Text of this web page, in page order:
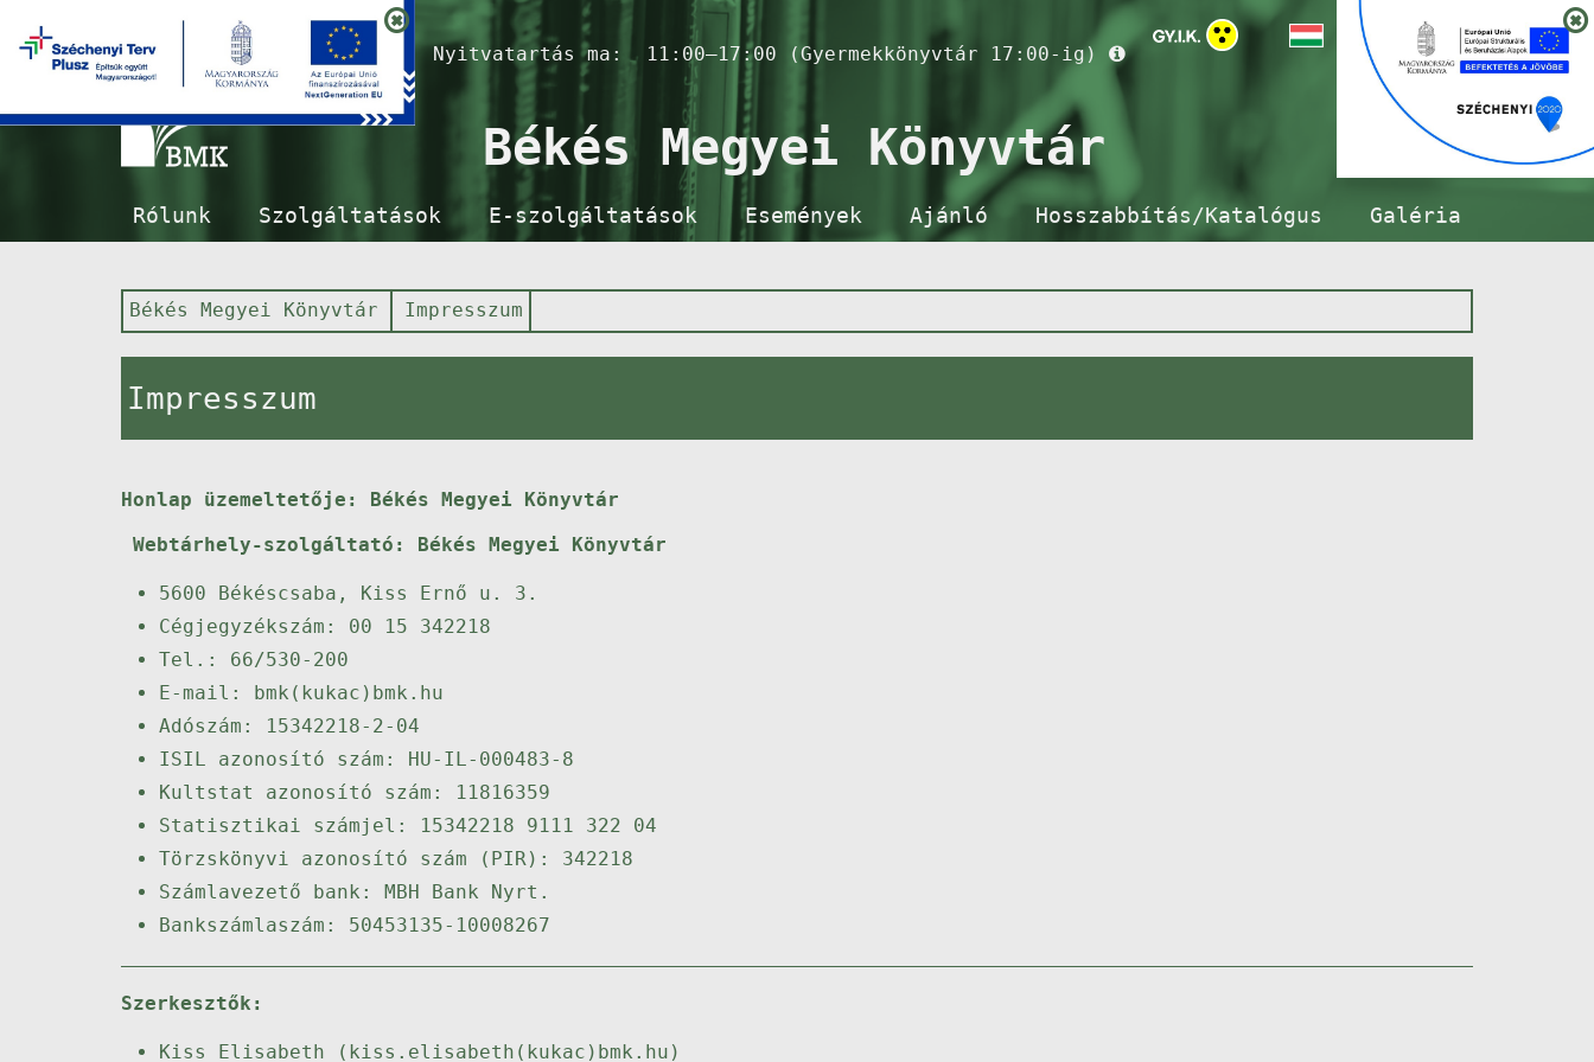
Nyitvatartás ma: 11:00–17:00 (Gyermekkönyvtár 17:00-ig)
Békés Megyei Könyvtár
Rólunk Szolgáltatások E-szolgáltatások Események Ajánló Hosszabbítás/Katalógus Galéria
Békés Megyei Könyvtár Impresszum
Impresszum
Honlap üzemeltetője: Békés Megyei Könyvtár
Webtárhely-szolgáltató: Békés Megyei Könyvtár
5600 Békéscsaba, Kiss Ernő u. 3.
Cégjegyzékszám: 00 15 342218
Tel.: 66/530-200
E-mail: bmk(kukac)bmk.hu
Adószám: 15342218-2-04
ISIL azonosító szám: HU-IL-000483-8
Kultstat azonosító szám: 11816359
Statisztikai számjel: 15342218 9111 322 04
Törzskönyvi azonosító szám (PIR): 342218
Számlavezető bank: MBH Bank Nyrt.
Bankszámlaszám: 50453135-10008267
Szerkesztők:
Kiss Elisabeth (kiss.elisabeth(kukac)bmk.hu)